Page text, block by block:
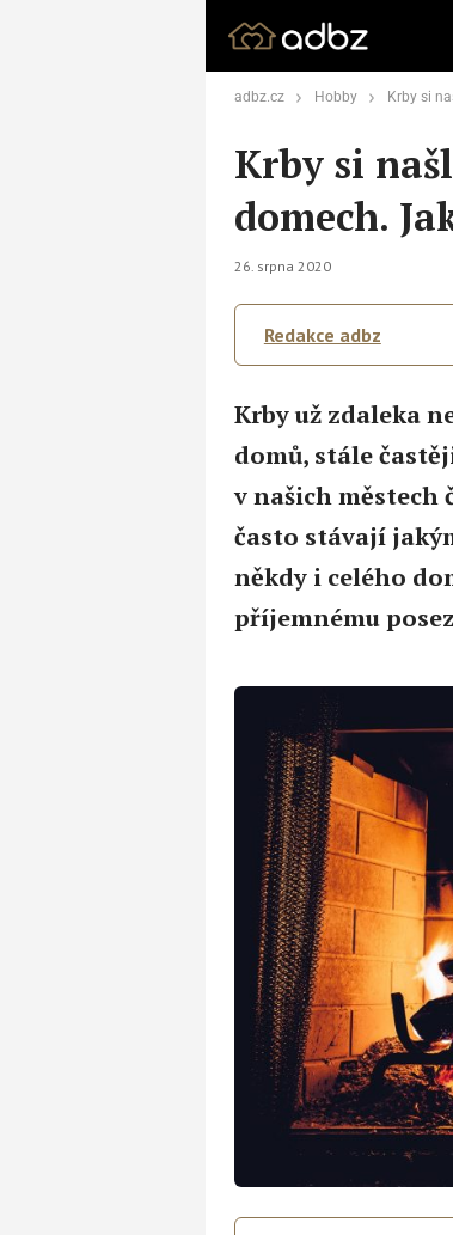
adbz.cz Hobby Krby si
Krby si
domech.
26. srpna 2020
Redakce adbz
Krby už zdaleka
domů, stále
v našich městech
často stávají
někdy i celého
příjemnému